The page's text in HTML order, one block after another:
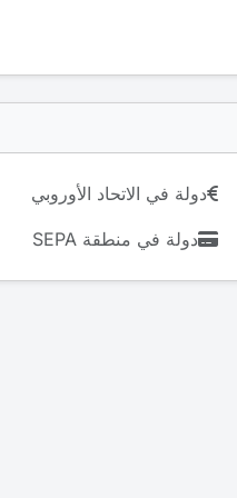
دولة في الاتحاد الأوروبي
دولة في منطقة SEPA